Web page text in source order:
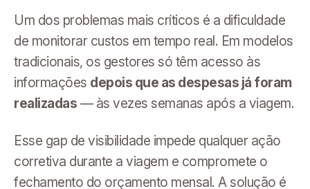
Um dos problemas mais críticos é a dificuldade
de monitorar custos em tempo real. Em modelos
tradicionais, os gestores só têm acesso às
informações depois que as despesas já foram
realizadas — às vezes semanas após a viagem.
Esse gap de visibilidade impede qualquer ação
corretiva durante a viagem e compromete o
fechamento do orçamento mensal. A solução é